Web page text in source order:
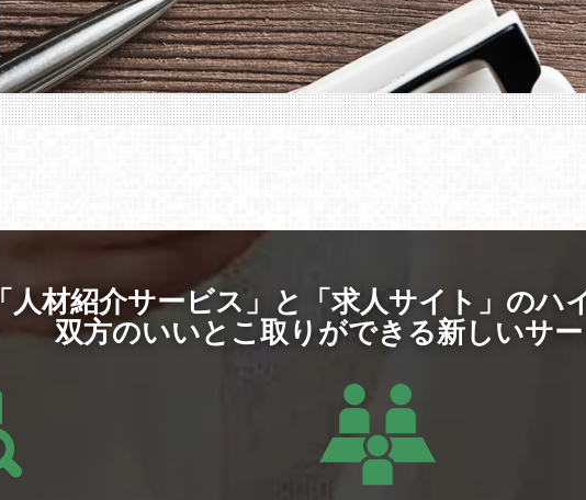
「人材紹介サービス」と「求人サイト」のハ
双方のいいとこ取りができる新しいサ